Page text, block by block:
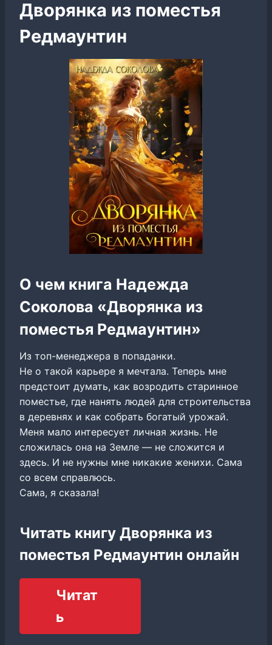
Дворянка из поместья
Редмаунтин
О чем книга Надежда
Соколова «Дворянка из
поместья Редмаунтин»
Из топ-менеджера в попаданки.
Не о такой карьере я мечтала. Теперь мне
предстоит думать, как возродить старинное
поместье, где нанять людей для строительства
в деревнях и как собрать богатый урожай.
Меня мало интересует личная жизнь. Не
сложилась она на Земле — не сложится и
здесь. И не нужны мне никакие женихи. Сама
со всем справлюсь.
Сама, я сказала!
Читать книгу Дворянка из
поместья Редмаунтин онлайн
Читат
ь